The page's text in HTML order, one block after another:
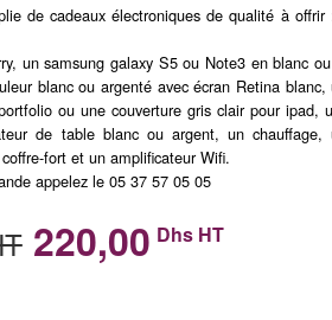
de cadeaux électroniques de qualité à offrir
un samsung galaxy S5 ou Note3 en blanc
blanc ou argenté avec écran Retina
ou une couverture gris clair pour ipad,
de table blanc ou argent, un
fort et un amplificateur Wifi.
appelez le 05 37 57 05 05
220,00 Dhs HT